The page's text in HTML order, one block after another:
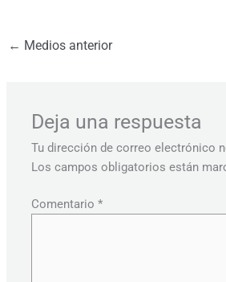
← Medios anterior
Deja una respuesta
Tu dirección de correo electrónico
Los campos obligatorios están
Comentario*